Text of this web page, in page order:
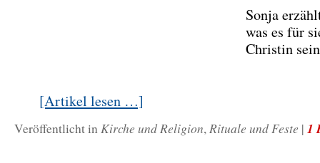
Sonja
was es für
Christin
[Artikel lesen …]
Veröffentlicht inKirche und Religion,Rituale und Feste | 1